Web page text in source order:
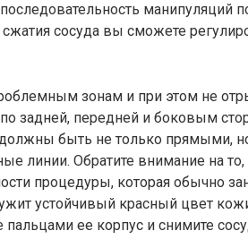
манипуляций
сосуда вы сможете
зонам и при этом не
задней, передней и боковым
быть не только прямыми,
линии. Обратите внимание на то,
процедуры, которая обычно
устойчивый красный цвет
ее корпус и снимите